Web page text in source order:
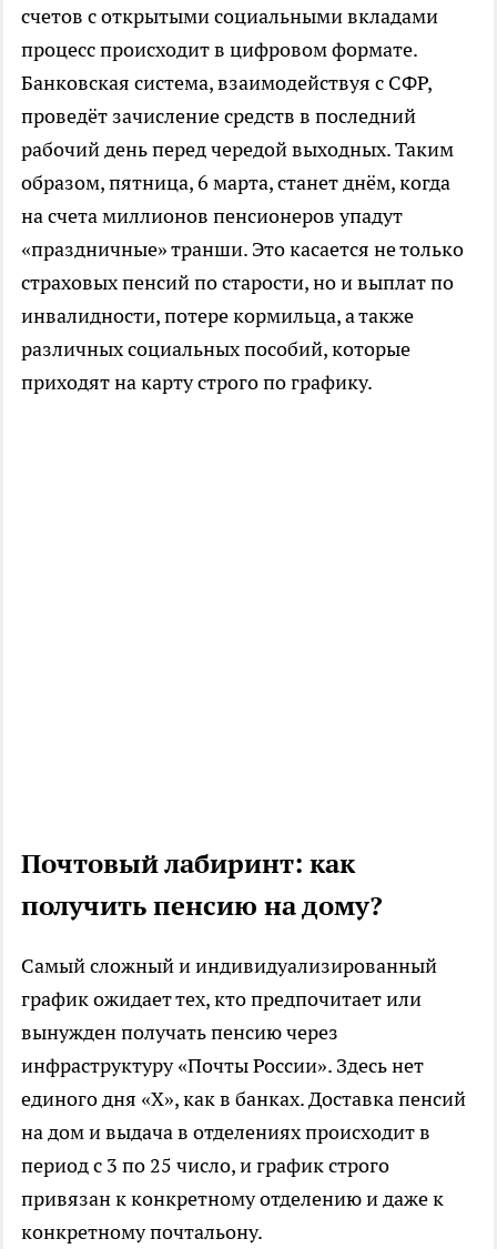
счетов с открытыми социальными вкладами
процесс происходит в цифровом формате.
Банковская система, взаимодействуя с СФР,
проведёт зачисление средств в последний
рабочий день перед чередой выходных. Таким
образом, пятница, 6 марта, станет днём, когда
на счета миллионов пенсионеров упадут
«праздничные» транши. Это касается не только
страховых пенсий по старости, но и выплат по
инвалидности, потере кормильца, а также
различных социальных пособий, которые
приходят на карту строго по графику.
Почтовый лабиринт: как
получить пенсию на дому?
Самый сложный и индивидуализированный
график ожидает тех, кто предпочитает или
вынужден получать пенсию через
инфраструктуру «Почты России». Здесь нет
единого дня «X», как в банках. Доставка пенсий
на дом и выдача в отделениях происходит в
период с 3 по 25 число, и график строго
привязан к конкретному отделению и даже к
конкретному почтальону.